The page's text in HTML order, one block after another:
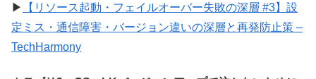
▶
【リソース起動・フェイルオーバー失敗の深層 #3】設
定ミス・通信障害・バージョン違いの深層と再発防止策 –
TechHarmony